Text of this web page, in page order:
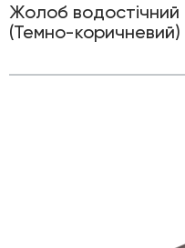
Жолоб водостічний
(Темно-коричневий)